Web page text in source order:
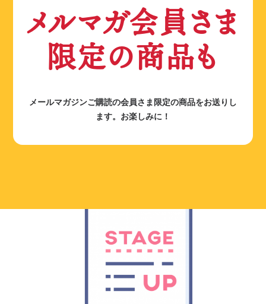
メルマガ会員さま
限定の商品も
メールマガジンご購読の会員さま限定の商品をお送りし
ます。お楽しみに！